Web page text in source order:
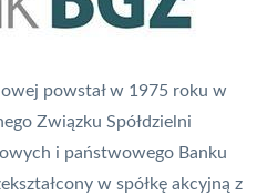
powstał w 1975 roku w
Związku Spółdzielni
i państwowego Banku
w spółkę akcyjną z